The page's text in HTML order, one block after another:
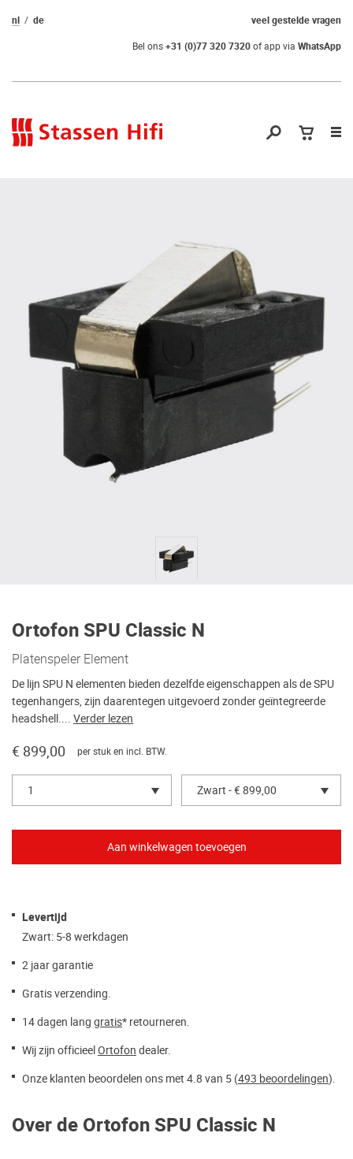
veel gestelde vragen
nl de
Bel ons+31 (0)77 320 7320of app via WhatsApp
Ortofon SPU Classic N
Platenspeler Element
De lijn SPU N elementen bieden dezelfde eigenschappen als de SPU
tegenhangers, zijn daarentegen uitgevoerd zonder geïntegreerde
headshell.... Verder lezen
€ 899,00 per stuk en incl. BTW.
1 Zwart - € 899,00
Levertijd
Zwart: 5-8 werkdagen
2 jaar garantie
Gratis verzending.
14 dagen lang gratis* retourneren.
Wij zijn officieelOrtofon dealer.
Onze klanten beoordelen ons met 4.8 van 5 (493 beoordelingen).
Over de Ortofon SPU Classic N